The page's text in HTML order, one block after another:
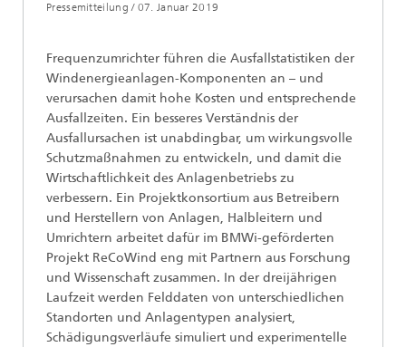
Pressemitteilung / 07. Januar 2019
Frequenzumrichter führen die Ausfallstatistiken der
Windenergieanlagen-Komponenten an – und
verursachen damit hohe Kosten und entsprechende
Ausfallzeiten. Ein besseres Verständnis der
Ausfallursachen ist unabdingbar, um wirkungsvolle
Schutzmaßnahmen zu entwickeln, und damit die
Wirtschaftlichkeit des Anlagenbetriebs zu
verbessern. Ein Projektkonsortium aus Betreibern
und Herstellern von Anlagen, Halbleitern und
Umrichtern arbeitet dafür im BMWi-geförderten
Projekt ReCoWind eng mit Partnern aus Forschung
und Wissenschaft zusammen. In der dreijährigen
Laufzeit werden Felddaten von unterschiedlichen
Standorten und Anlagentypen analysiert,
Schädigungsverläufe simuliert und experimentelle